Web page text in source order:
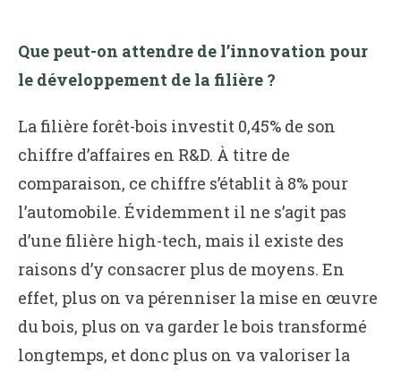
Que peut-on attendre de l’innovation pour
le développement de la filière ?
La filière forêt-bois investit 0,45% de son
chiffre d’affaires en R&D. À titre de
comparaison, ce chiffre s’établit à 8% pour
l’automobile. Évidemment il ne s’agit pas
d’une filière high-tech, mais il existe des
raisons d’y consacrer plus de moyens. En
effet, plus on va pérenniser la mise en œuvre
du bois, plus on va garder le bois transformé
longtemps, et donc plus on va valoriser la